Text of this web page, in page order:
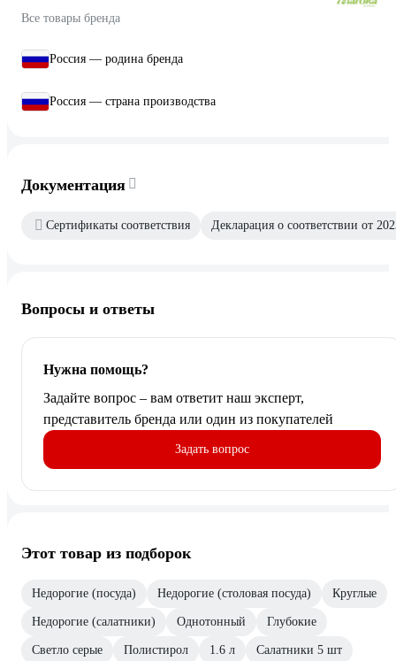
Все товары бренда
Россия — родина бренда
Россия — страна производства
Документация
Сертификаты соответствия Декларация о соответствии от
Вопросы и ответы
Нужна помощь?
Задайте вопрос – вам ответит наш эксперт,
представитель бренда или один из покупателей
Задать вопрос
Этот товар из подборок
Недорогие (посуда) Недорогие (столовая посуда) Круглые
Недорогие (салатники) Однотонный Глубокие
Светло серые Полистирол 1.6 л Салатники 5 шт